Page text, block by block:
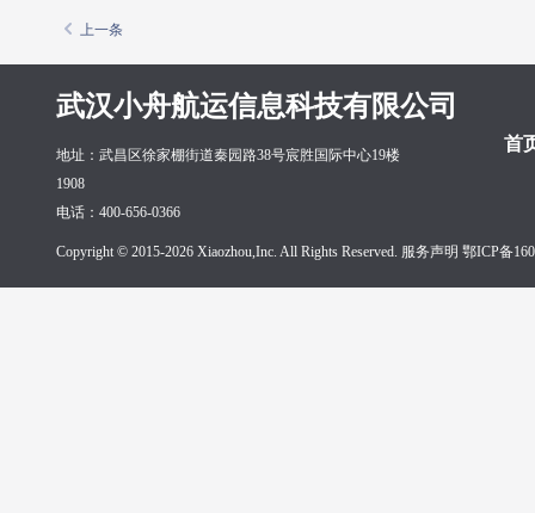
上一条
武汉小舟航运信息科技有限公司
首
地址：武昌区徐家棚街道秦园路38号宸胜国际中心19楼
1908
电话：400-656-0366
Copyright © 2015-2026 Xiaozhou,Inc. All Rights Reserved. 服务声明 鄂ICP备